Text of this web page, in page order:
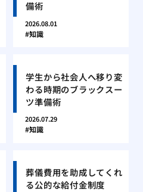
備術
2026.08.01
知識
学生から社会人へ移り変
わる時期のブラックスー
ツ準備術
2026.07.29
知識
葬儀費用を助成してくれ
る公的な給付金制度